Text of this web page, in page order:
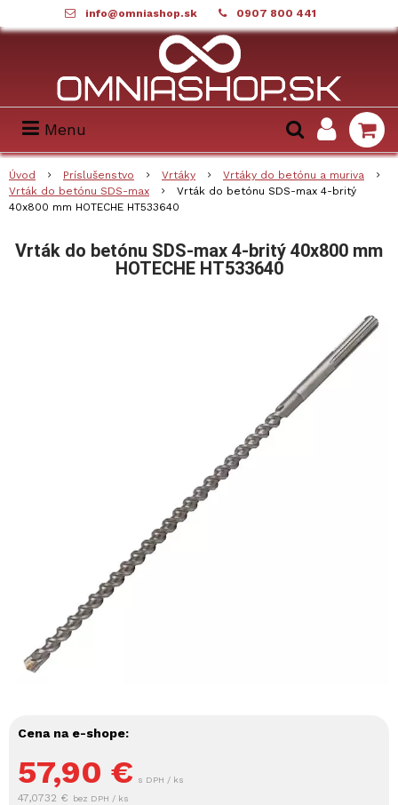
info@omniashop.sk 0907 800 441
Menu
Úvod Príslušenstvo Vrtáky
Vrtáky do betónu a muriva
Vrták do betónu SDS-max
Vrták do betónu SDS-max 4-britý
40x800 mm HOTECHE HT533640
Vrták do betónu SDS-max 4-britý 40x800 mm
HOTECHE HT533640
Cena na e-shope:
57,90 € s DPH / ks
47,0732 € bez DPH / ks